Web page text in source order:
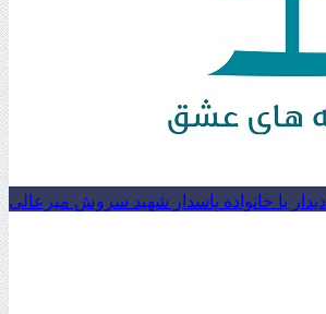
دیدار با خانواده پاسدار شهید سروش میرعالی